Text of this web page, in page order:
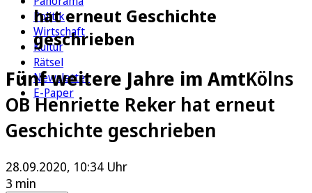
Politik
Wirtschaft
Kultur
Rätsel
Newsletter
E-Paper
hat erneut Geschichte
geschrieben
Fünf weitere Jahre im AmtKölns
OB Henriette Reker hat erneut
Geschichte geschrieben
28.09.2020, 10:34 Uhr
3 min